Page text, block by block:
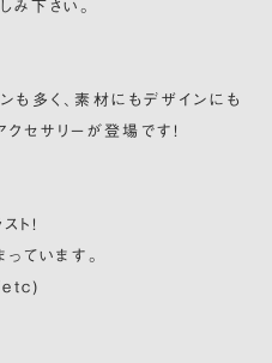
み下さい。
多く、素材にもデザインにも
セサリーが登場です！
ト！
っています。
etc)